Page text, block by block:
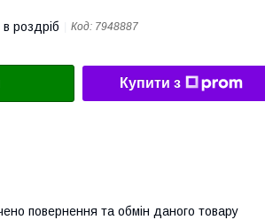
роздріб Код: 7948887
Купити з
повернення та обмін даного товару